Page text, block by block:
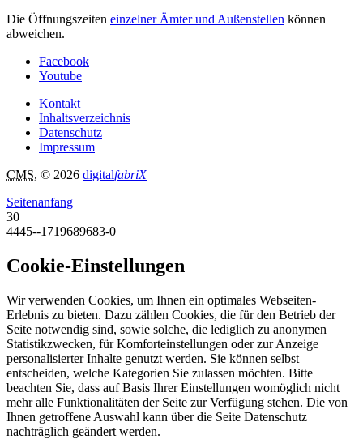
Die Öffnungszeiten einzelner Ämter und Außenstellen können
abweichen.
Facebook
Youtube
Kontakt
Inhaltsverzeichnis
Datenschutz
Impressum
CMS, © 2026 digitalfabriX
Seitenanfang
30
4445--1719689683-0
Cookie-Einstellungen
Wir verwenden Cookies, um Ihnen ein optimales Webseiten-
Erlebnis zu bieten. Dazu zählen Cookies, die für den Betrieb der
Seite notwendig sind, sowie solche, die lediglich zu anonymen
Statistikzwecken, für Komforteinstellungen oder zur Anzeige
personalisierter Inhalte genutzt werden. Sie können selbst
entscheiden, welche Kategorien Sie zulassen möchten. Bitte
beachten Sie, dass auf Basis Ihrer Einstellungen womöglich nicht
mehr alle Funktionalitäten der Seite zur Verfügung stehen. Die von
Ihnen getroffene Auswahl kann über die Seite Datenschutz
nachträglich geändert werden.